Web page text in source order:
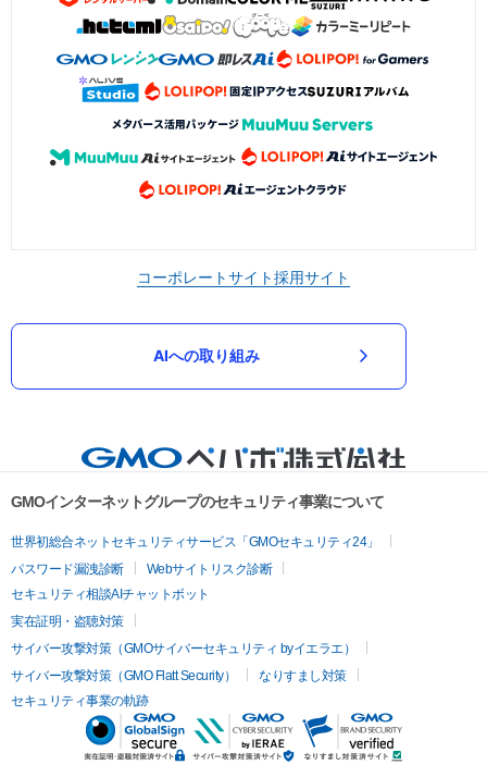
コーポレートサイト採用サイト
AIへの取り組み
GMOインターネットグループのセキュリティ事業について
世界初総合ネットセキュリティサービス「GMOセキュリティ24」
パスワード漏洩診断
Webサイトリスク診断
セキュリティ相談AIチャットボット
実在証明・盗聴対策
サイバー攻撃対策（GMOサイバーセキュリティ byイエラエ）
サイバー攻撃対策（GMO Flatt Security）
なりすまし対策
セキュリティ事業の軌跡